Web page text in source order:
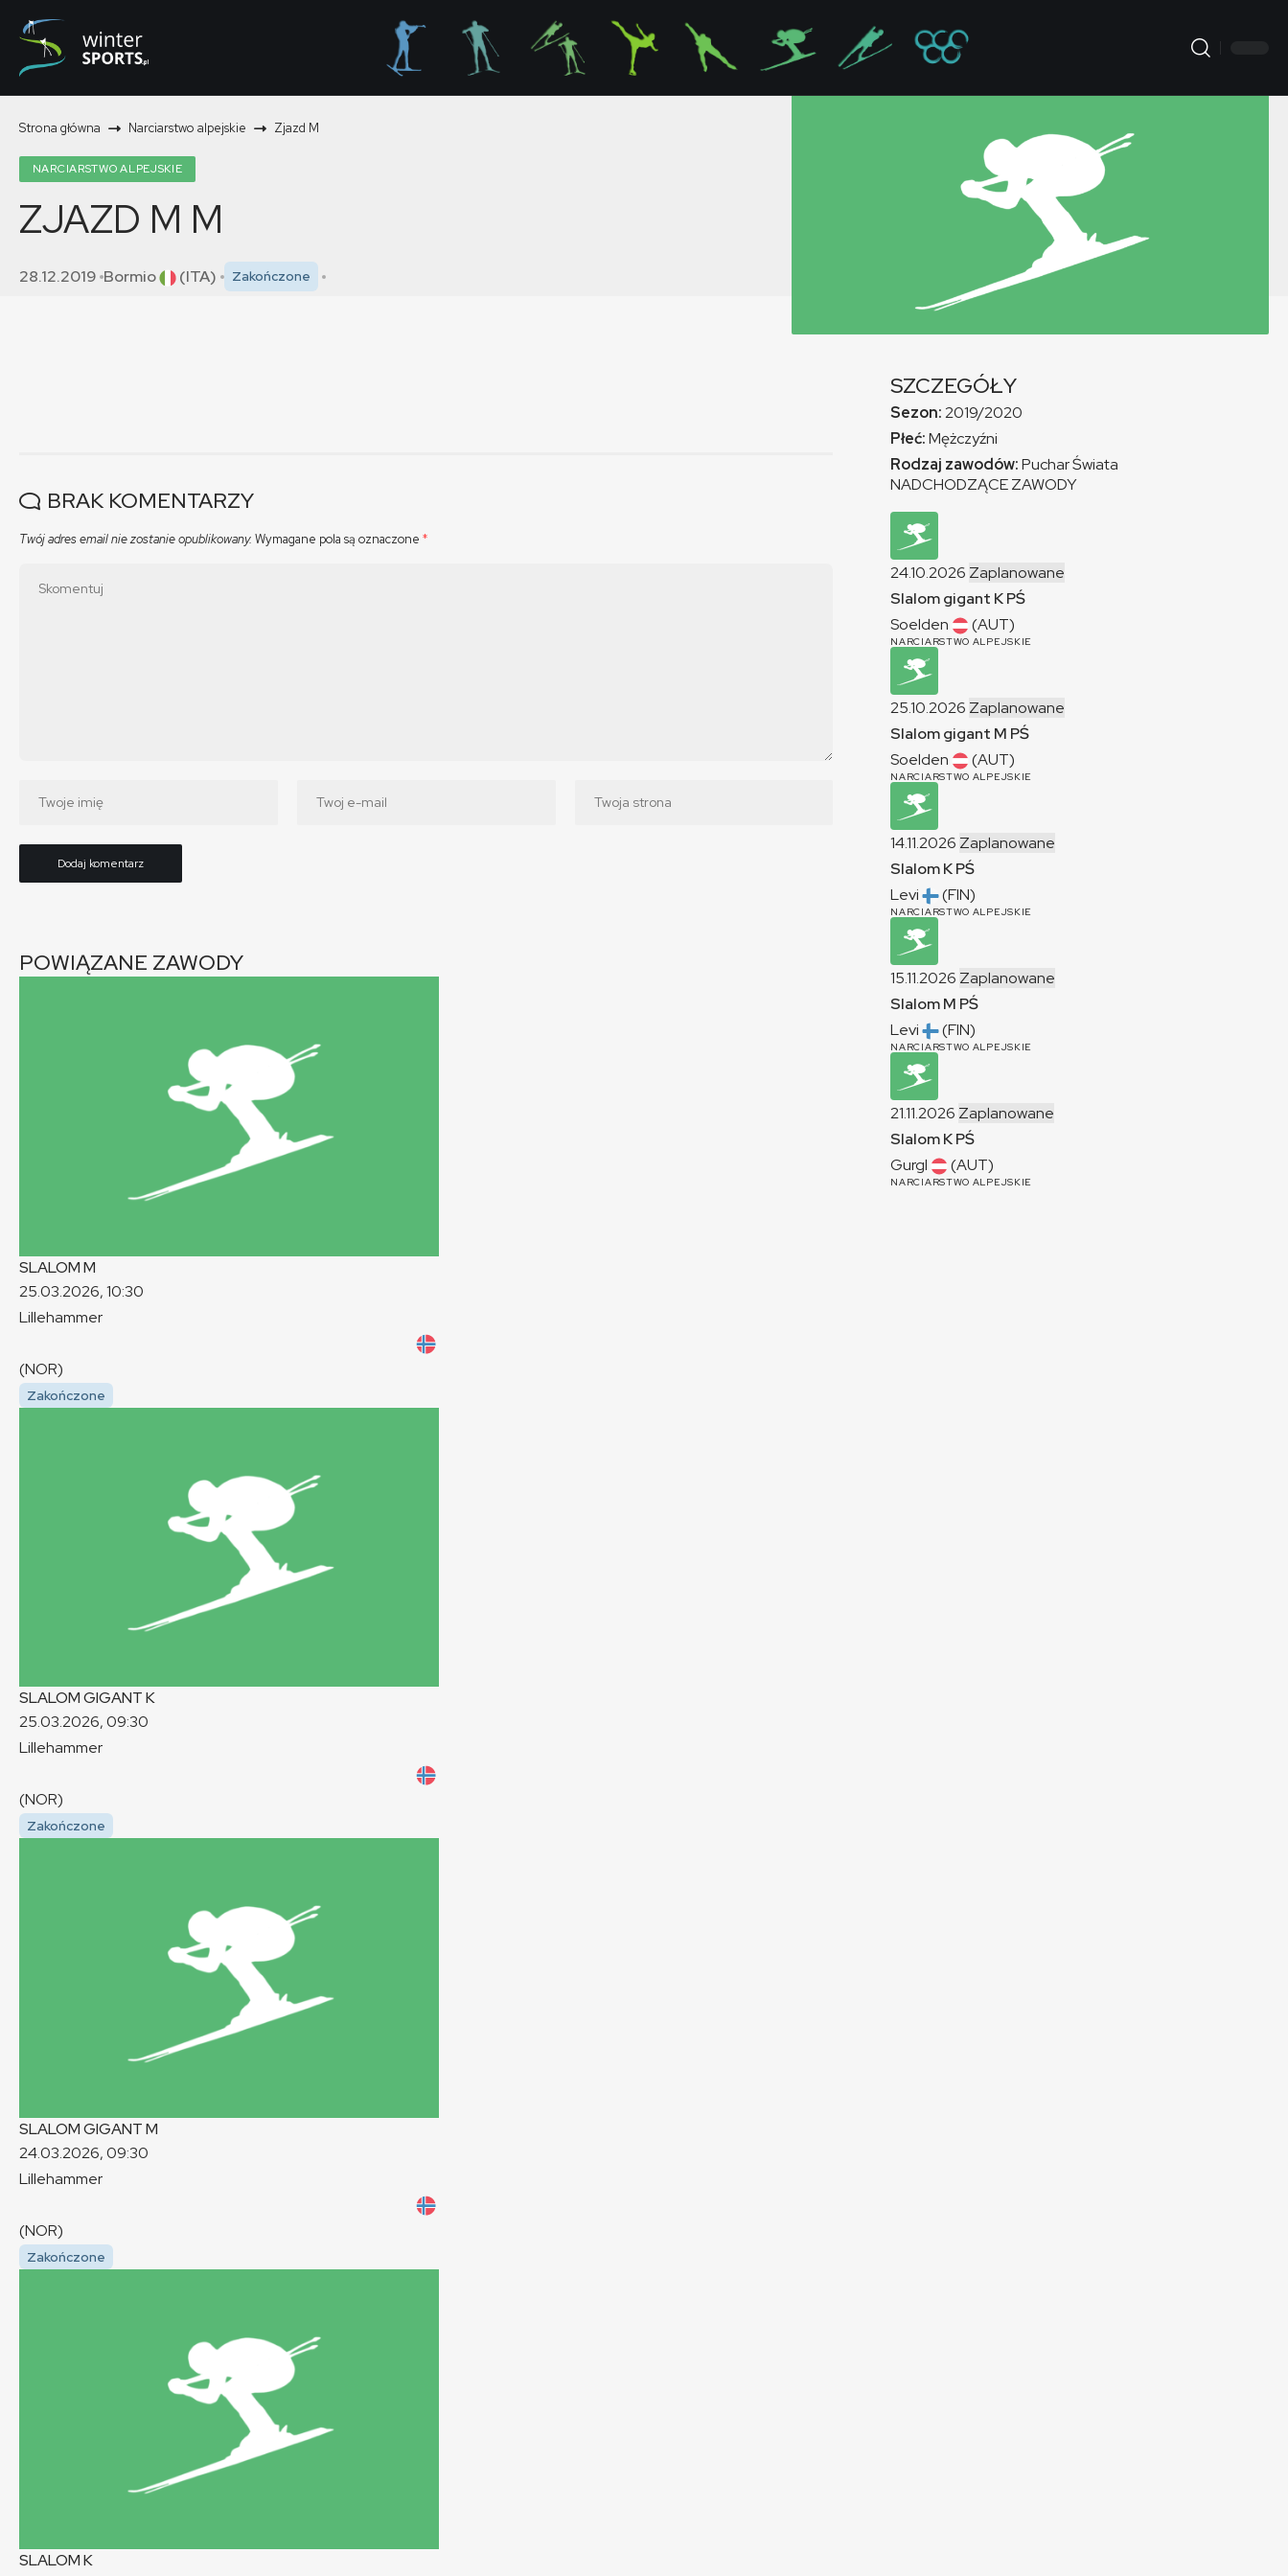
Strona główna Narciarstwo alpejskie Zjazd M
NARCIARSTWO ALPEJSKIE
ZJAZD M M
28.12.2019 Bormio (ITA) Zakończone
BRAK KOMENTARZY
Twój adres email nie zostanie opublikowany. Wymagane pola są oznaczone *
POWIĄZANE ZAWODY
SLALOMM
25.03.2026, 10:30
Lillehammer
(NOR)
Zakończone
SLALOM GIGANTK
25.03.2026, 09:30
Lillehammer
(NOR)
Zakończone
SLALOM GIGANTM
24.03.2026, 09:30
Lillehammer
(NOR)
Zakończone
SLALOMK
SZCZEGÓŁY
Sezon:2019/2020
Płeć:Mężczyźni
Rodzaj zawodów:Puchar Świata
NADCHODZĄCE ZAWODY
24.10.2026 Zaplanowane
Slalom gigant KPŚ
Soelden
(AUT)
NARCIARSTWO ALPEJSKIE
25.10.2026 Zaplanowane
Slalom gigant M PŚ
Soelden
(AUT)
NARCIARSTWO ALPEJSKIE
14.11.2026 Zaplanowane
SlalomKPŚ
Levi
(FIN)
NARCIARSTWO ALPEJSKIE
15.11.2026 Zaplanowane
SlalomM PŚ
Levi
(FIN)
NARCIARSTWO ALPEJSKIE
21.11.2026 Zaplanowane
SlalomKPŚ
Gurgl
(AUT)
NARCIARSTWO ALPEJSKIE